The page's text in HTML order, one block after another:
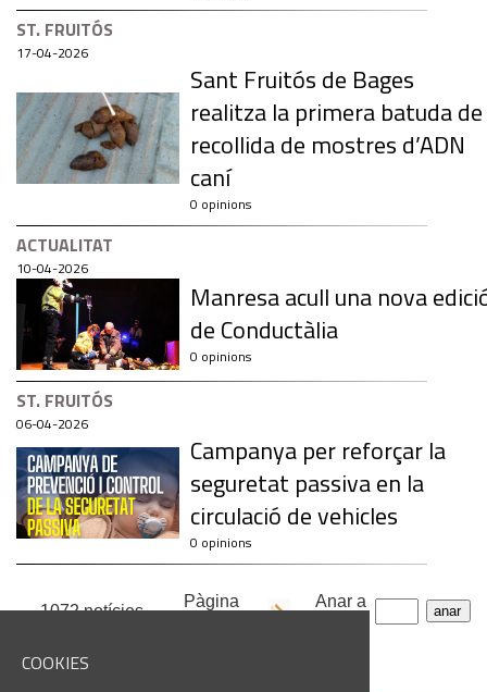
COOKIES
ST. FRUITÓS
17-04-2026
Sant Fruitós de Bages
realitza la primera batuda de
recollida de mostres d’ADN
caní
0 opinions
ACTUALITAT
10-04-2026
Manresa acull una nova
de Conductàlia
0 opinions
ST. FRUITÓS
06-04-2026
Campanya per reforçar la
seguretat passiva en la
circulació de vehicles
0 opinions
1072 notícies
Pàgina
Anar a